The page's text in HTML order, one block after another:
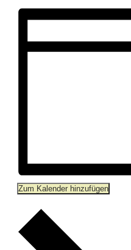
Teilen
Zum Kalender hinzufügen